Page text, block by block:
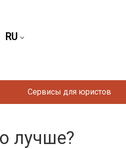
RU
Сервисы для юристов
лучше?